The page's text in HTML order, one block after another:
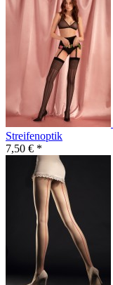
Streifenoptik
7,50 € *